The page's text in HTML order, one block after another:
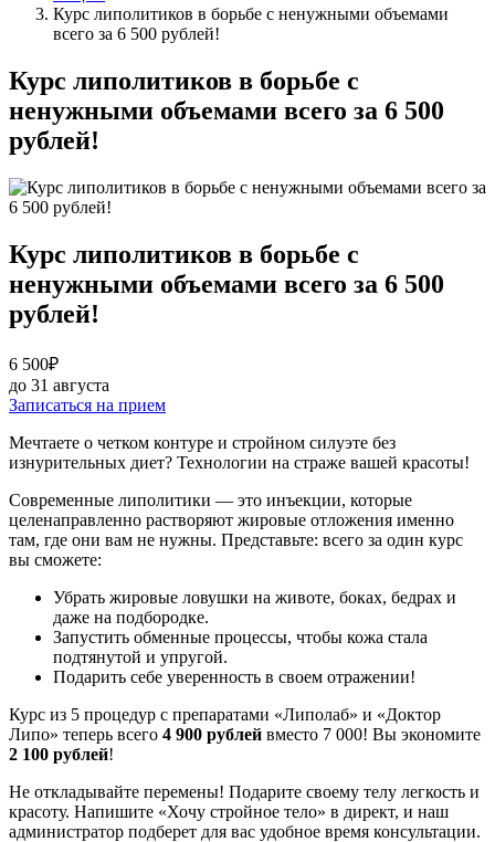
Курс липолитиков в борьбе с ненужными объемами
всего за 6 500 рублей!
Курс липолитиков в борьбе с
ненужными объемами всего за 6 500
рублей!
Курс липолитиков в борьбе с
ненужными объемами всего за 6 500
рублей!
6 500₽
до 31 августа
Записаться на прием
Мечтаете о четком контуре и стройном силуэте без
изнурительных диет? Технологии на страже вашей красоты!
Современные липолитики — это инъекции, которые
целенаправленно растворяют жировые отложения именно
там, где они вам не нужны. Представьте: всего за один курс
вы сможете:
Убрать жировые ловушки на животе, боках, бедрах и
даже на подбородке.
Запустить обменные процессы, чтобы кожа стала
подтянутой и упругой.
Подарить себе уверенность в своем отражении!
Курс из 5 процедур с препаратами «Липолаб» и «Доктор
Липо» теперь всего 4 900 рублей вместо 7 000! Вы экономите
2 100 рублей!
Не откладывайте перемены! Подарите своему телу легкость и
красоту. Напишите «Хочу стройное тело» в директ, и наш
администратор подберет для вас удобное время консультации.